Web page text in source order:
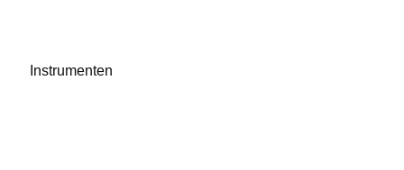
Instrumenten